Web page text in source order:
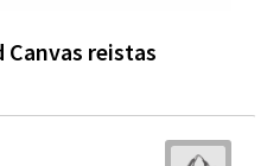
Canvas reistas